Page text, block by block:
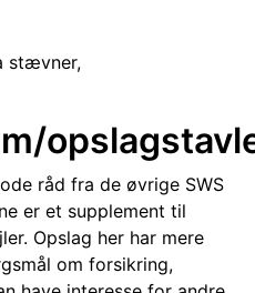
stævner,
råd fra de øvrige SWS
er et supplement til
Opslag her har mere
om forsikring,